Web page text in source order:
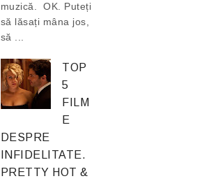
muzică. OK. Puteți
să lăsați mâna jos,
să ...
TOP
5
FILM
E
DESPRE
INFIDELITATE.
PRETTY HOT &